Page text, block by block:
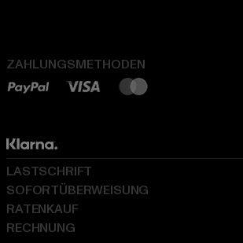
ZAHLUNGSMETHODEN
LASTSCHRIFT
SOFORTÜBERWEISUNG
RATENKAUF
RECHNUNG